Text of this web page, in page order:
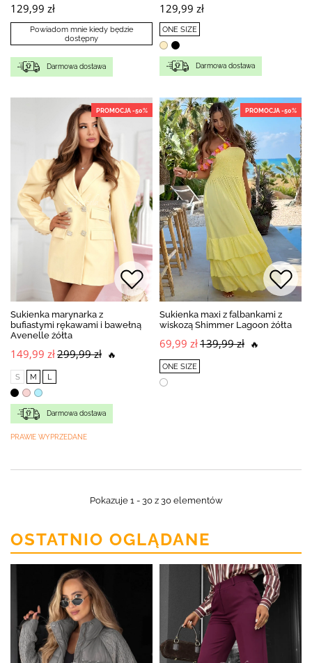
129,99 zł
Powiadom mnie kiedy będzie
dostępny
Darmowa dostawa
129,99 zł
ONE SIZE
Darmowa dostawa
PROMOCJA -50%
Sukienka marynarka z
bufiastymi rękawami i bawełną
Avenelle żółta
149,99 zł299,99 zł 🔥
S M L
Darmowa dostawa
PRAWIE WYPRZEDANE
PROMOCJA -50%
Sukienka maxi z falbankami z
wiskozą Shimmer Lagoon żółta
69,99 zł139,99 zł 🔥
ONE SIZE
Pokazuje 1 - 30 z 30 elementów
OSTATNIO OGLĄDANE